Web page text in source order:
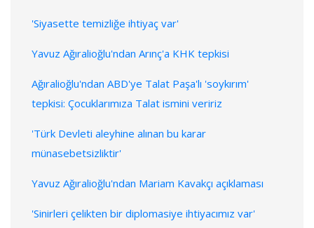
'Siyasette temizliğe ihtiyaç var'
Yavuz Ağıralioğlu'ndan Arınç'a KHK tepkisi
Ağıralioğlu'ndan ABD'ye Talat Paşa'lı 'soykırım'
tepkisi: Çocuklarımıza Talat ismini veririz
'Türk Devleti aleyhine alınan bu karar
münasebetsizliktir'
Yavuz Ağıralioğlu'ndan Mariam Kavakçı açıklaması
'Sinirleri çelikten bir diplomasiye ihtiyacımız var'